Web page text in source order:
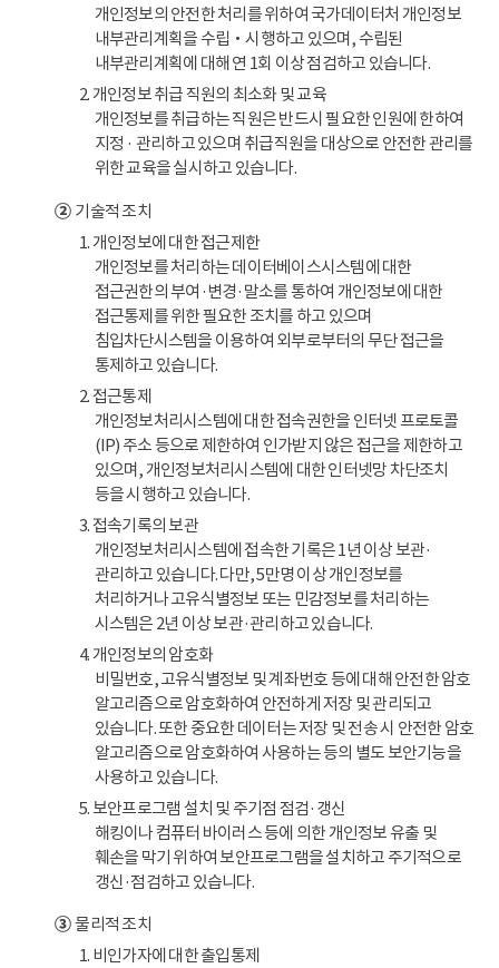
개인정보의 안전한 처리를 위하여 국가데이터처 개인정보
내부관리계획을 수립‧시행하고 있으며, 수립된
내부관리계획에 대해 연 1회 이상 점검하고 있습니다.
2. 개인정보 취급 직원의 최소화 및 교육
개인정보를 취급하는 직원은 반드시 필요한 인원에 한하여
지정 · 관리하고 있으며 취급직원을 대상으로 안전한 관리를
위한 교육을 실시하고 있습니다.
②기술적 조치
1. 개인정보에 대한 접근제한
개인정보를 처리하는 데이터베이스시스템에 대한
접근권한의 부여·변경·말소를 통하여 개인정보에 대한
접근통제를 위한 필요한 조치를 하고 있으며
침입차단시스템을 이용하여 외부로부터의 무단 접근을
통제하고 있습니다.
2. 접근통제
개인정보처리시스템에 대한 접속권한을 인터넷 프로토콜
(IP) 주소 등으로 제한하여 인가받지 않은 접근을 제한하고
있으며, 개인정보처리시스템에 대한 인터넷망 차단조치
등을 시행하고 있습니다.
3. 접속기록의 보관
개인정보처리시스템에 접속한 기록은 1년 이상 보관·
관리하고 있습니다. 다만, 5만명 이상 개인정보를
처리하거나 고유식별정보 또는 민감정보를 처리하는
시스템은 2년 이상 보관·관리하고 있습니다.
4. 개인정보의 암호화
비밀번호, 고유식별정보 및 계좌번호 등에 대해 안전한 암호
알고리즘으로 암호화하여 안전하게 저장 및 관리되고
있습니다. 또한 중요한 데이터는 저장 및 전송 시 안전한 암호
알고리즘으로 암호화하여 사용하는 등의 별도 보안기능을
사용하고 있습니다.
5. 보안프로그램 설치 및 주기점 점검·갱신
해킹이나 컴퓨터 바이러스 등에 의한 개인정보 유출 및
훼손을 막기 위하여 보안프로그램을 설치하고 주기적으로
갱신·점검하고 있습니다.
③물리적 조치
1. 비인가자에 대한 출입통제